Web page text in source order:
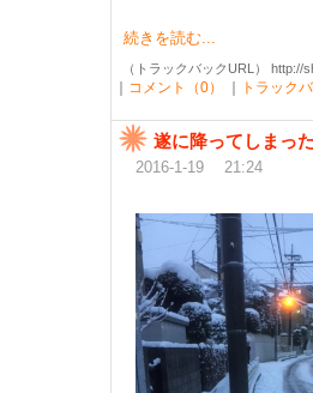
続きを読む...
（トラックバックURL）
コメント（0） トラック
遂に降ってしまっ
2016-1-19 21:24